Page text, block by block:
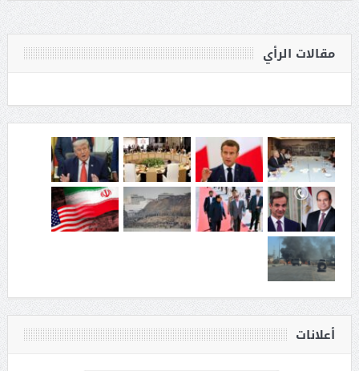
مقالات الرأي
أعلانات